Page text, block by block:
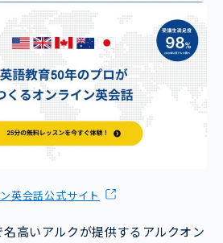
英会話公式サイト
高いアルクが提供するアルクオン